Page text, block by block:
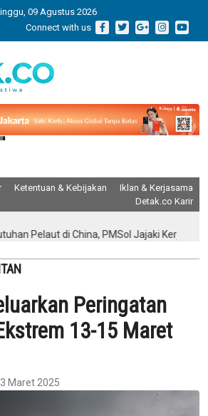
09 Agustus 2026
Connect with us
Ketentuan & Kebijakan
Iklan & Kerjasama
Detak.co Karir
di China, PMSol Jajaki Kerja Sama
Peringatan
13-15 Maret
Maret 2025